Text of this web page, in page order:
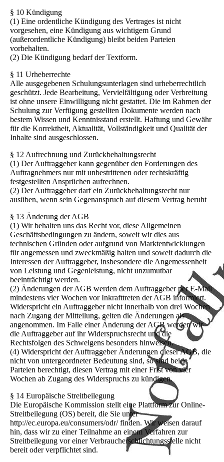
§ 10 Kündigung
(1) Eine ordentliche Kündigung des Vertrages ist nicht
vorgesehen, eine Kündigung aus wichtigem Grund
(außerordentliche Kündigung) bleibt beiden Parteien
vorbehalten.
(2) Die Kündigung bedarf der Textform.
§ 11 Urheberrechte
Alle ausgegebenen Schulungsunterlagen sind urheberrechtlich
geschützt. Jede Bearbeitung, Vervielfältigung oder Verbreitung
ist ohne unsere Einwilligung nicht gestattet. Die im Rahmen der
Schulung zur Verfügung gestellten Dokumente werden nach
bestem Wissen und Kenntnisstand erstellt. Haftung und Gewähr
für die Korrektheit, Aktualität, Vollständigkeit und Qualität der
Inhalte sind ausgeschlossen.
§ 12 Aufrechnung und Zurückbehaltungsrecht
(1) Der Auftraggeber kann gegenüber den Forderungen des
Auftragnehmers nur mit unbestrittenen oder rechtskräftig
festgestellten Ansprüchen aufrechnen.
(2) Der Auftraggeber darf ein Zurückbehaltungsrecht nur
ausüben, wenn sein Gegenanspruch auf diesem Vertrag beruht
§ 13 Änderung der AGB
(1) Wir behalten uns das Recht vor, diese Allgemeinen
Geschäftsbedingungen zu ändern, soweit wir dies aus
technischen Gründen oder aufgrund von Marktentwicklungen
für angemessen und zweckmäßig halten und soweit dadurch die
Interessen der Auftraggeber, insbesondere die Angemessenheit
von Leistung und Gegenleistung, nicht unzumutbar
beeinträchtigt werden.
(2) Änderungen der AGB werden dem Auftraggeber per E-Mail
mindestens vier Wochen vor Inkrafttreten der AGB informiert.
Widerspricht ein Auftraggeber nicht innerhalb von drei Wochen
nach Zugang der Mitteilung, gelten die Änderungen als
angenommen. Im Falle einer Änderung der AGB werden wir
die Auftraggeber auf ihr Widerspruchsrecht und die
Rechtsfolgen des Schweigens besonders hinweisen.
(4) Widerspricht der Auftraggeber Änderungen dieser AGB, die
nicht von untergeordneter Bedeutung sind, so sind beide
Parteien berechtigt, diesen Vertrag mit einer Frist von vier
Wochen ab Zugang des Widerspruchs zu kündigen.
§ 14 Europäische Streitbeilegung
Die Europäische Kommission stellt eine Plattform zur Online-
Streitbeilegung (OS) bereit, die Sie unter
http://ec.europa.eu/consumers/odr/ finden. Wir weisen darauf
hin, dass wir zu einer Teilnahme an einem Verfahren zur
Streitbeilegung vor einer Verbraucherschlichtungsstelle nicht
bereit oder verpflichtet sind.